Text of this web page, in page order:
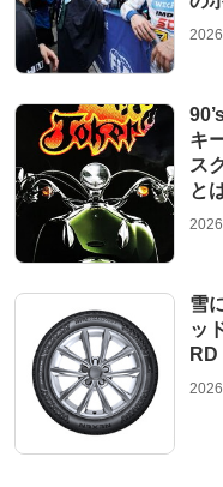
キ
ス
と
雪
ッ